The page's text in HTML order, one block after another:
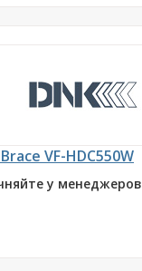
VF-HDC550W
у менеджеров